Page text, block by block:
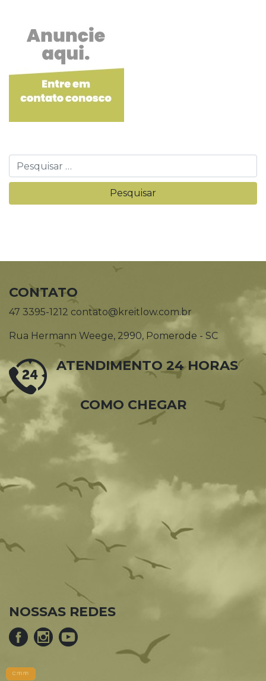
CONTATO
47 3395-1212 contato@kreitlow.com.br
Rua Hermann Weege, 2990, Pomerode - SC
ATENDIMENTO 24 HORAS
COMO CHEGAR
NOSSAS REDES